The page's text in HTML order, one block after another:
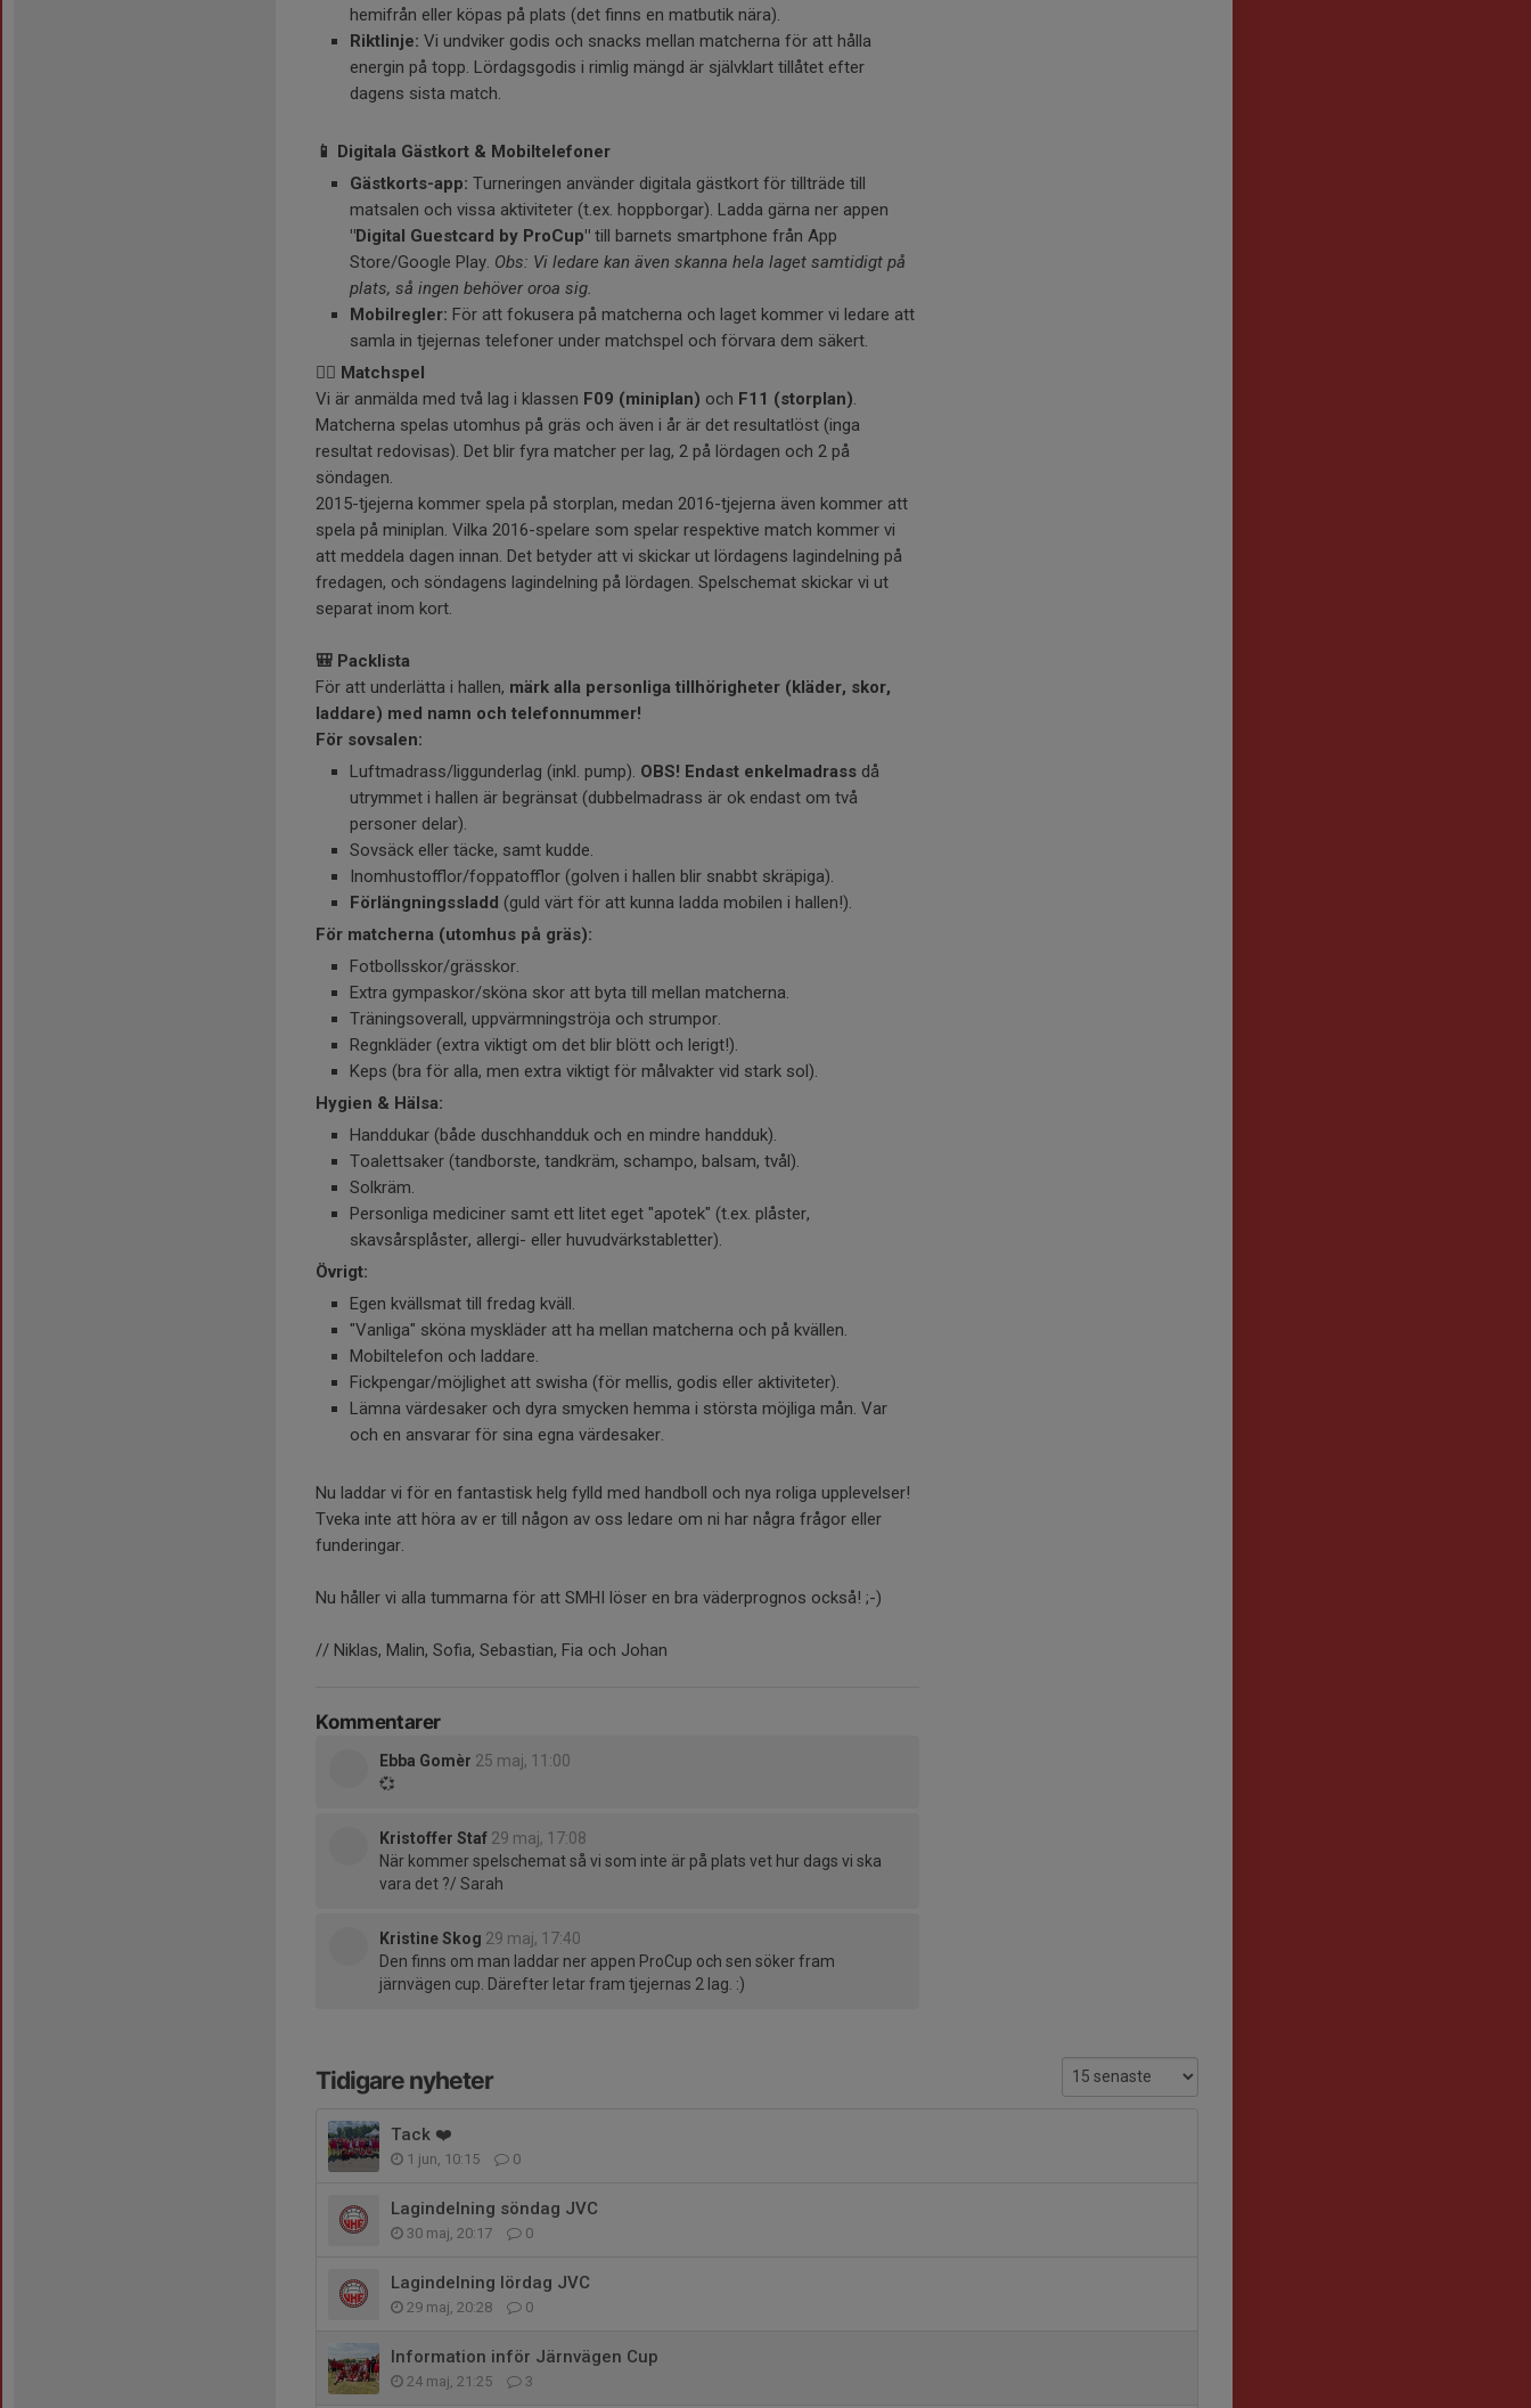
hemifrån eller köpas på plats (det finns en matbutik nära).
Riktlinje: Vi undviker godis och snacks mellan matcherna för att hålla
energin på topp. Lördagsgodis i rimlig mängd är självklart tillåtet efter
dagens sista match.
📱 Digitala Gästkort & Mobiltelefoner
Gästkorts-app: Turneringen använder digitala gästkort för tillträde till
matsalen och vissa aktiviteter (t.ex. hoppborgar). Ladda gärna ner appen
"Digital Guestcard by ProCup" till barnets smartphone från App
Store/Google Play. Obs: Vi ledare kan även skanna hela laget samtidigt på
plats, så ingen behöver oroa sig.
Mobilregler: För att fokusera på matcherna och laget kommer vi ledare att
samla in tjejernas telefoner under matchspel och förvara dem säkert.
🤾‍♀️ Matchspel
Vi är anmälda med två lag i klassen F09 (miniplan) och F11 (storplan)
Matcherna spelas utomhus på gräs och även i år är det resultatlöst (inga
resultat redovisas). Det blir fyra matcher per lag, 2 på lördagen och 2 på
söndagen.
2015-tjejerna kommer spela på storplan, medan 2016-tjejerna även kommer att
spela på miniplan. Vilka 2016-spelare som spelar respektive match kommer vi
att meddela dagen innan. Det betyder att vi skickar ut lördagens lagindelning på
fredagen, och söndagens lagindelning på lördagen. Spelschemat skickar vi ut
separat inom kort.
🎒 Packlista
För att underlätta i hallen, märk alla personliga tillhörigheter (kläder, skor,
laddare) med namn och telefonnummer!
För sovsalen:
Luftmadrass/liggunderlag (inkl. pump). OBS! Endast enkelmadrass då
utrymmet i hallen är begränsat (dubbelmadrass är ok endast om två
personer delar).
Sovsäck eller täcke, samt kudde.
Inomhustofflor/foppatofflor (golven i hallen blir snabbt skräpiga).
Förlängningssladd (guld värt för att kunna ladda mobilen i hallen!).
För matcherna (utomhus på gräs):
Fotbollsskor/grässkor.
Extra gympaskor/sköna skor att byta till mellan matcherna.
Träningsoverall, uppvärmningströja och strumpor.
Regnkläder (extra viktigt om det blir blött och lerigt!).
Keps (bra för alla, men extra viktigt för målvakter vid stark sol).
Hygien & Hälsa:
Handdukar (både duschhandduk och en mindre handduk).
Toalettsaker (tandborste, tandkräm, schampo, balsam, tvål).
Solkräm.
Personliga mediciner samt ett litet eget "apotek" (t.ex. plåster,
skavsårsplåster, allergi- eller huvudvärkstabletter).
Övrigt:
Egen kvällsmat till fredag kväll.
"Vanliga" sköna myskläder att ha mellan matcherna och på kvällen.
Mobiltelefon och laddare.
Fickpengar/möjlighet att swisha (för mellis, godis eller aktiviteter).
Lämna värdesaker och dyra smycken hemma i största möjliga mån. Var
och en ansvarar för sina egna värdesaker.
Nu laddar vi för en fantastisk helg fylld med handboll och nya roliga upplevelser!
Tveka inte att höra av er till någon av oss ledare om ni har några frågor eller
funderingar.
Nu håller vi alla tummarna för att SMHI löser en bra väderprognos också! ;-)
// Niklas, Malin, Sofia, Sebastian, Fia och Johan
Kommentarer
Ebba Gomèr 25 maj, 11:00
💞
Kristoffer Staf 29 maj, 17:08
När kommer spelschemat så vi som inte är på plats vet hur dags vi ska
vara det ?/ Sarah
Kristine Skog 29 maj, 17:40
Den finns om man laddar ner appen ProCup och sen söker fram
järnvägen cup. Därefter letar fram tjejernas 2 lag. :)
Tidigare nyheter
Tack ❤️
1 jun, 10:15 0
Lagindelning söndag JVC
30 maj, 20:17 0
Lagindelning lördag JVC
29 maj, 20:28 0
Information inför Järnvägen Cup
24 maj, 21:25 3